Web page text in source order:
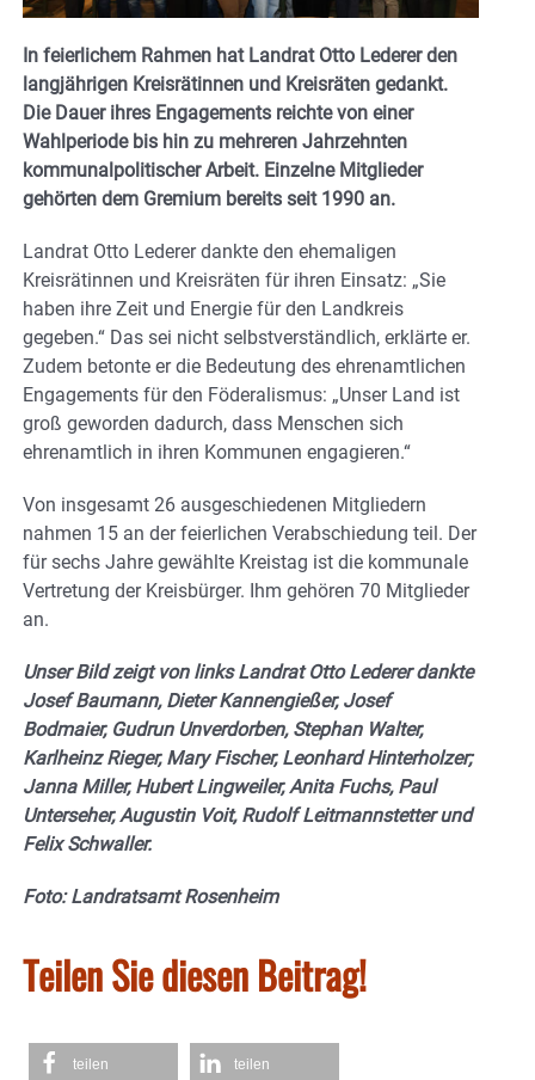
In feierlichem Rahmen hat Landrat Otto Lederer den
langjährigen Kreisrätinnen und Kreisräten gedankt.
Die Dauer ihres Engagements reichte von einer
Wahlperiode bis hin zu mehreren Jahrzehnten
kommunalpolitischer Arbeit. Einzelne Mitglieder
gehörten dem Gremium bereits seit 1990 an.
Landrat Otto Lederer dankte den ehemaligen
Kreisrätinnen und Kreisräten für ihren Einsatz: „Sie
haben ihre Zeit und Energie für den Landkreis
gegeben.“ Das sei nicht selbstverständlich, erklärte er.
Zudem betonte er die Bedeutung des ehrenamtlichen
Engagements für den Föderalismus: „Unser Land ist
groß geworden dadurch, dass Menschen sich
ehrenamtlich in ihren Kommunen engagieren.“
Von insgesamt 26 ausgeschiedenen Mitgliedern
nahmen 15 an der feierlichen Verabschiedung teil. Der
für sechs Jahre gewählte Kreistag ist die kommunale
Vertretung der Kreisbürger. Ihm gehören 70 Mitglieder
an.
Unser Bild zeigt von links Landrat Otto Lederer dankte
Josef Baumann, Dieter Kannengießer, Josef
Bodmaier, Gudrun Unverdorben, Stephan Walter,
Karlheinz Rieger, Mary Fischer, Leonhard Hinterholzer;
Janna Miller, Hubert Lingweiler, Anita Fuchs, Paul
Unterseher, Augustin Voit, Rudolf Leitmannstetter und
Felix Schwaller.
Foto: Landratsamt Rosenheim
Teilen Sie diesen Beitrag!
teilen teilen